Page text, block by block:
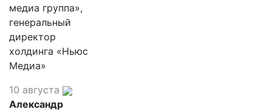
медиа группа»,
генеральный
директор
холдинга «Ньюс
Медиа»
10 августа
Александр